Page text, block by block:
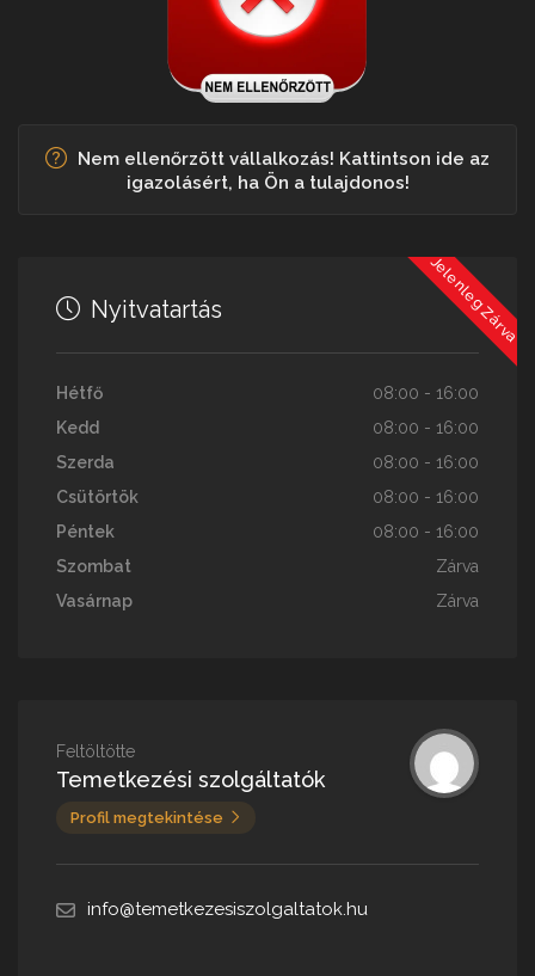
Nem ellenőrzött vállalkozás! Kattintson ide az
igazolásért, ha Ön a tulajdonos!
Jelenleg Zárva
Nyitvatartás
Hétfő
08:00 - 16:00
Kedd
08:00 - 16:00
Szerda
08:00 - 16:00
Csütörtök
08:00 - 16:00
Péntek
08:00 - 16:00
Szombat
Zárva
Vasárnap
Zárva
Feltöltötte
Temetkezési szolgáltatók
Profil megtekintése
info@temetkezesiszolgaltatok.hu